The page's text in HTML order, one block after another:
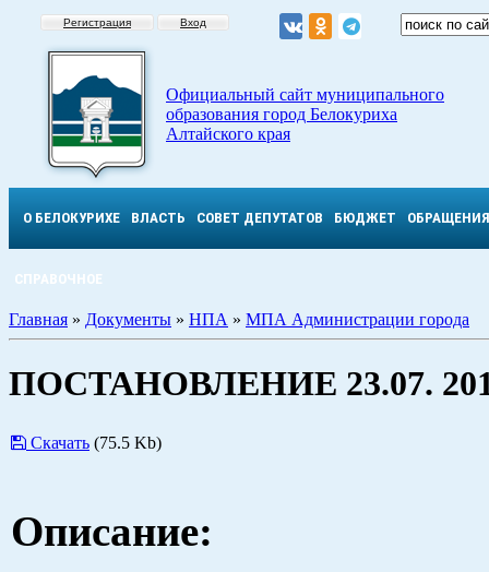
Регистрация Вход
Официальный сайт муниципального
образования город Белокуриха
Алтайского края
О БЕЛОКУРИХЕ ВЛАСТЬ СОВЕТ ДЕПУТАТОВ БЮДЖЕТ ОБРАЩЕНИЯ
СПРАВОЧНОЕ
Главная » Документы » НПА » МПА Администрации города
ПОСТАНОВЛЕНИЕ 23.07.
Скачать (75.5 Kb)
Описание: